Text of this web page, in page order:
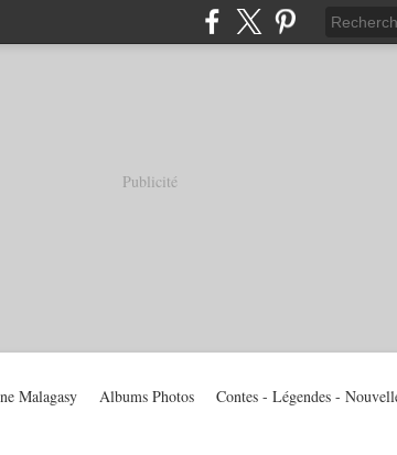
Publicité
Malagasy Albums Photos Contes - Légendes -